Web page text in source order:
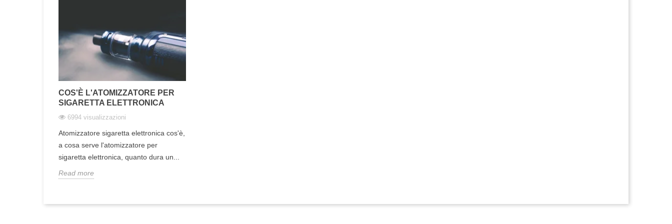
COS'È L'ATOMIZZATORE PER
SIGARETTA ELETTRONICA
6994 visualizzazioni
Atomizzatore sigaretta elettronica cos'è,
a cosa serve l'atomizzatore per
sigaretta elettronica, quanto dura un...
Read more